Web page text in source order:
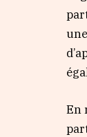
En